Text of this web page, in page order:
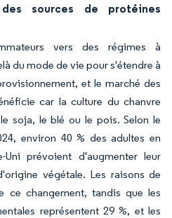
sources de protéines
vers des régimes à
du mode de vie pour s'étendre à
et le marché des
car la culture du chanvre
soja, le blé ou le pois. Selon le
environ 40 % des adultes en
Uni prévoient d'augmenter leur
végétale. Les raisons de
ce changement, tandis que les
représentent 29 %, et les